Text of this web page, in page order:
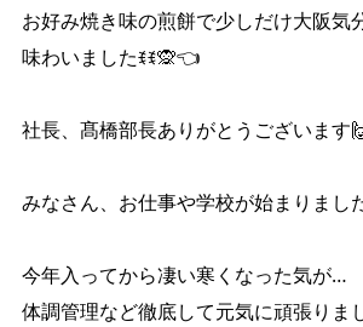
お好み焼き味の煎餅で少しだけ大阪気
味わいましたꉂꉂ🙊👈
社長、髙橋部長ありがとうございます
みなさん、お仕事や学校が始まりまし
今年入ってから凄い寒くなった気が…
体調管理など徹底して元気に頑張りま